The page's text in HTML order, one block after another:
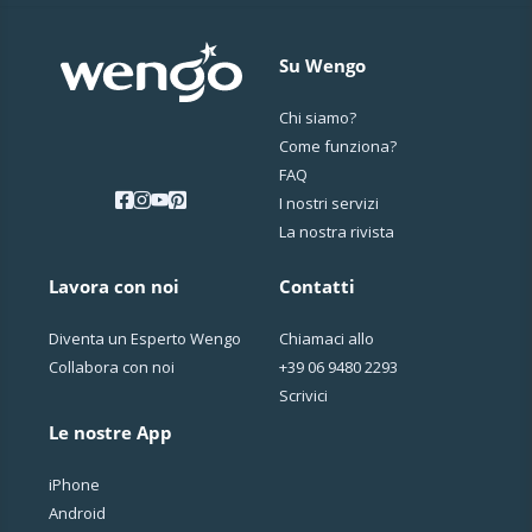
Su Wengo
Chi siamo?
Come funziona?
FAQ
I nostri servizi
La nostra rivista
Lavora con noi
Diventa un Esperto Wengo
Collabora con noi
Le nostre App
iPhone
Android
Contatti
Chiamaci allo
+39 06 9480 2293
Scrivici